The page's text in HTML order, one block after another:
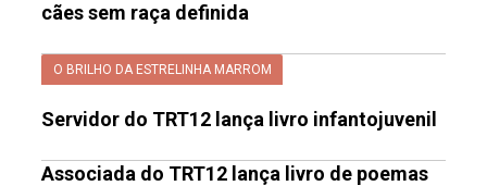
cães sem raça definida
O BRILHO DA ESTRELINHA MARROM
Servidor do TRT12 lança livro infantojuvenil
Associada do TRT12 lança livro de poemas